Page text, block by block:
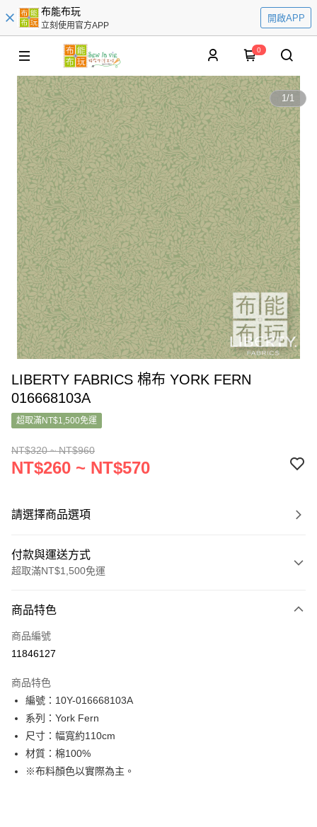
布能布玩
立刻使用官方APP
開啟APP
0
1/1
LIBERTY FABRICS 棉布 YORK FERN
016668103A
超取滿NT$1,500免運
NT$320 ~ NT$960
NT$260 ~ NT$570
請選擇商品選項
付款與運送方式
超取滿NT$1,500免運
信用卡一次付款
超商取貨付款
Apple Pay
街口支付
Google Pay
AFTEE先享後付
商品特色
商品編號
11846127
商品特色
編號：10Y-016668103A
系列：York Fern
尺寸：幅寬約110cm
材質：棉100%
※布料顏色以實際為主。